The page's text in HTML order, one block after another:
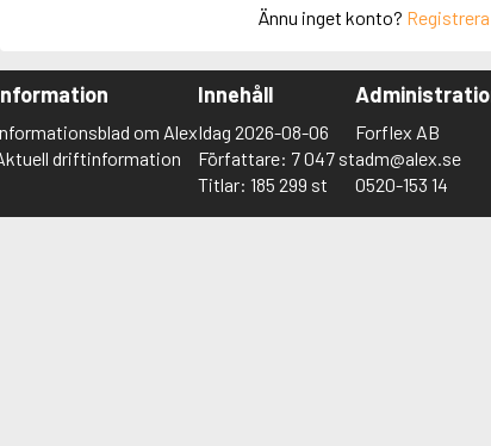
Ännu inget konto?
om Alex
driftinformation
Innehåll
Idag 2026-08-06
Författare: 7 047 st
Titlar: 185 299 st
Forflex AB
adm@alex.se
0520-153 14